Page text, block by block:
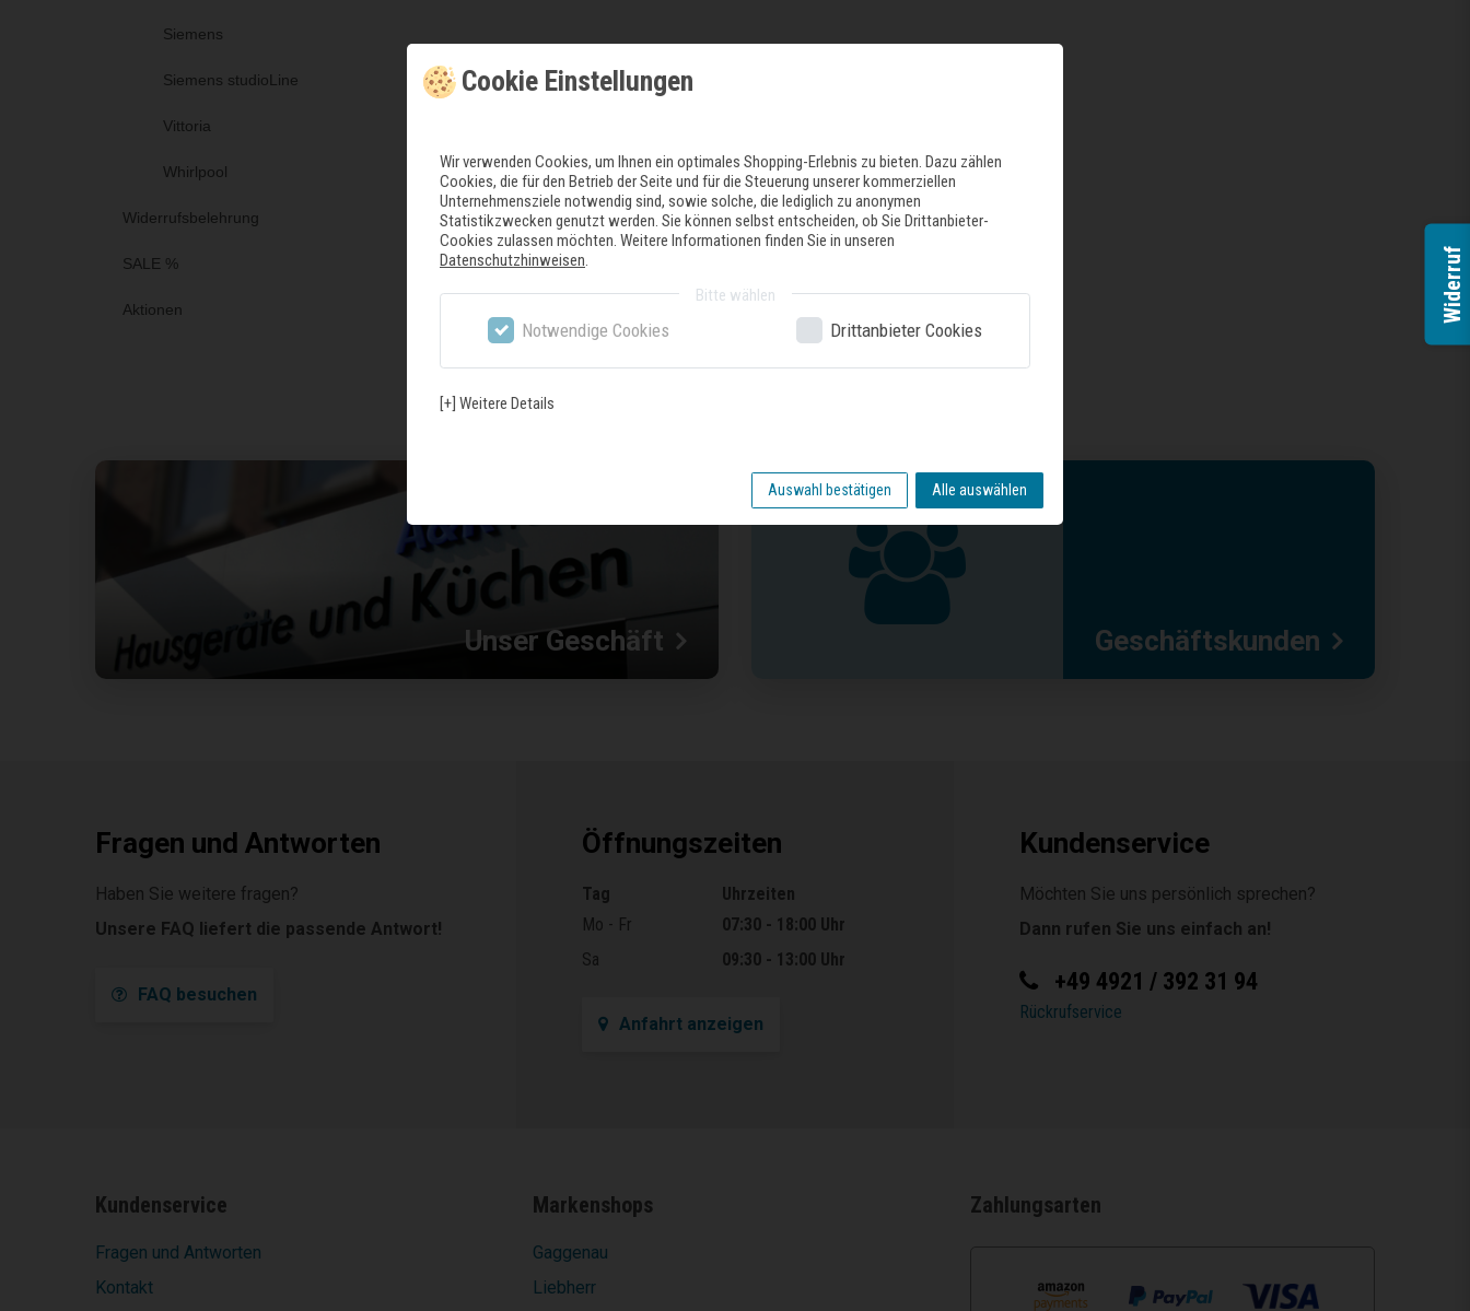
Siemens
Siemens studioLine
Vittoria
Whirlpool
Widerrufsbelehrung
SALE %
Aktionen
Unser Geschäft Geschäftskunden
Fragen und Antworten
Haben Sie weitere fragen?
Unsere FAQ liefert die passende Antwort!
FAQ besuchen
Öffnungszeiten
Öffnungszeiten
Tag
Uhrzeiten
Mo - Fr
07:30 - 18:00 Uhr
Sa
09:30 - 13:00 Uhr
Anfahrt anzeigen
Kundenservice
Möchten Sie uns persönlich sprechen?
Dann rufen Sie uns einfach an!
+49 4921 / 392 31 94
Rückrufservice
Kundenservice
Fragen und Antworten
Kontakt
Markenshops
Gaggenau
Liebherr
Zahlungsarten
Cookie Einstellungen
Wir verwenden Cookies, um Ihnen ein optimales Shopping-Erlebnis zu bieten. Dazu zählen
Cookies, die für den Betrieb der Seite und für die Steuerung unserer kommerziellen
Unternehmensziele notwendig sind, sowie solche, die lediglich zu anonymen
Statistikzwecken genutzt werden. Sie können selbst entscheiden, ob Sie Drittanbieter-
Cookies zulassen möchten. Weitere Informationen finden Sie in unseren
Datenschutzhinweisen.
Bitte wählen
Notwendige Cookies Drittanbieter Cookies
[+] Weitere Details
Auswahl bestätigen Alle auswählen
Widerruf